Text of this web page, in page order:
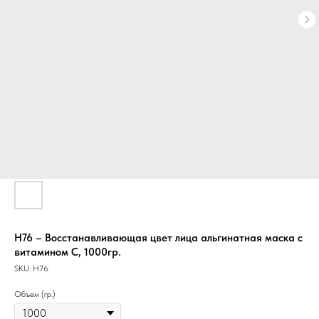
Н76 – Восстанавливающая цвет лица альгинатная маска с
витамином С, 1000гр.
SKU: Н76
Объем (гр.)